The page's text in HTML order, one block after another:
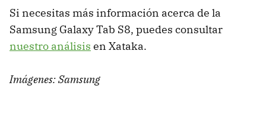
Si necesitas más información acerca de la
Samsung Galaxy Tab S8, puedes consultar
nuestro análisis en Xataka.
Imágenes: Samsung